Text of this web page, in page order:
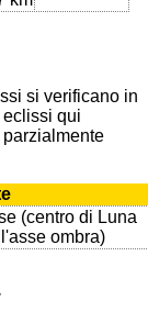
si verificano in
qui
(centro di Luna
ombra)